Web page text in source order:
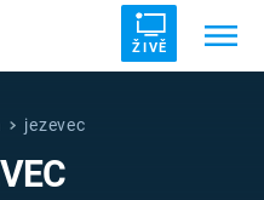
ŽIVĚ
SVĚTOVÁ VÁLKA
jezevec